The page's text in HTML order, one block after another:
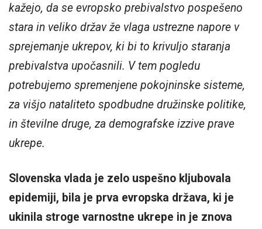
kažejo, da se evropsko prebivalstvo pospešeno
stara in veliko držav že vlaga ustrezne napore v
sprejemanje ukrepov, ki bi to krivuljo staranja
prebivalstva upočasnili. V tem pogledu
potrebujemo spremenjene pokojninske sisteme,
za višjo nataliteto spodbudne družinske politike,
in številne druge, za demografske izzive prave
ukrepe.
Slovenska vlada je zelo uspešno kljubovala
epidemiji, bila je prva evropska država, ki je
ukinila stroge varnostne ukrepe in je znova